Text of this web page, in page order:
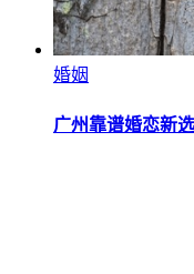
婚姻
广州靠谱婚恋新